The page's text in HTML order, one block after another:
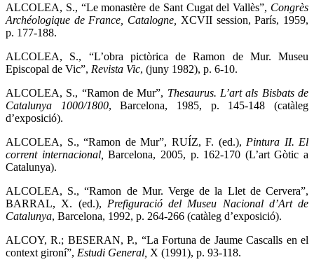
ALCOLEA, S., “Le monastère de Sant Cugat del Vallès”, Congrès
Archéologique de France, Catalogne, XCVII session, París, 1959,
p. 177-188.
ALCOLEA, S., “L’obra pictòrica de Ramon de Mur. Museu
Episcopal de Vic”, Revista Vic, (juny 1982), p. 6-10.
ALCOLEA, S., “Ramon de Mur”, Thesaurus. L’art als Bisbats de
Catalunya 1000/1800, Barcelona, 1985, p. 145-148 (catàleg
d’exposició).
ALCOLEA, S., “Ramon de Mur”, RUÍZ, F. (ed.), Pintura II. El
corrent internacional,Barcelona, 2005, p. 162-170 (L’art Gòtic a
Catalunya).
ALCOLEA, S., “Ramon de Mur. Verge de la Llet de Cervera”,
BARRAL, X. (ed.), Prefiguració del Museu Nacional d’Art de
Catalunya, Barcelona, 1992, p. 264-266 (catàleg d’exposició).
ALCOY, R.; BESERAN, P., “La Fortuna de Jaume Cascalls en el
context gironí”, Estudi General, X (1991), p. 93-118.